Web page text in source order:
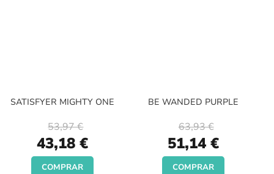
SATISFYER MIGHTY ONE
Special
Price
43,18 €
53,97 €
COMPRAR
BE WANDED PURPLE
Special
Price
51,14 €
63,93 €
COMPRAR